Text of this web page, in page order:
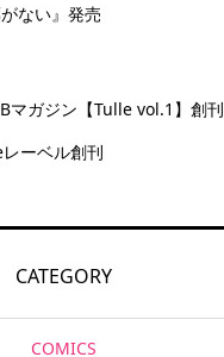
ない』 発売
マガジン【Tulle vol.1】創刊
ーベル創刊
CATEGORY
COMICS